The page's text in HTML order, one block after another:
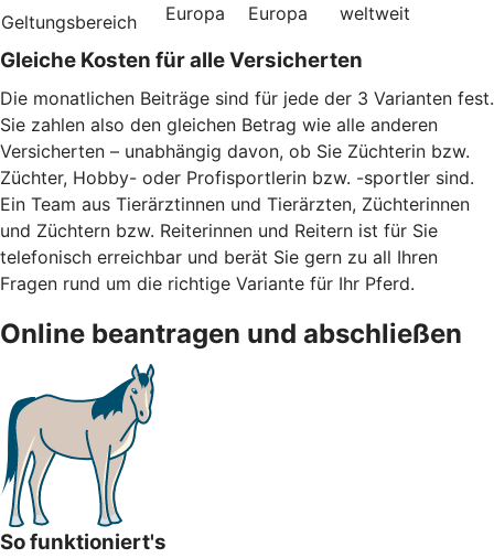
Geltungsbereich Europa Europa weltweit
Gleiche Kosten für alle Versicherten
Die monatlichen Beiträge sind für jede der 3 Varianten fest.
Sie zahlen also den gleichen Betrag wie alle anderen
Versicherten – unabhängig davon, ob Sie Züchterin bzw.
Züchter, Hobby- oder Profisportlerin bzw. -sportler sind.
Ein Team aus Tierärztinnen und Tierärzten, Züchterinnen
und Züchtern bzw. Reiterinnen und Reitern ist für Sie
telefonisch erreichbar und berät Sie gern zu all Ihren
Fragen rund um die richtige Variante für Ihr Pferd.
Online beantragen und abschließen
So funktioniert's